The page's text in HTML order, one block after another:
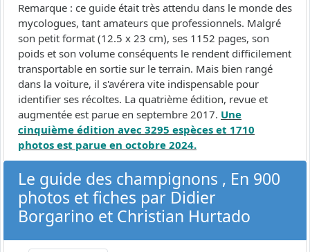
Remarque : ce guide était très attendu dans le monde des
mycologues, tant amateurs que professionnels. Malgré
son petit format (12.5 x 23 cm), ses 1152 pages, son
poids et son volume conséquents le rendent difficilement
transportable en sortie sur le terrain. Mais bien rangé
dans la voiture, il s'avérera vite indispensable pour
identifier ses récoltes. La quatrième édition, revue et
augmentée est parue en septembre 2017. Une
cinquième édition avec 3295 espèces et 1710
photos est parue en octobre 2024.
Le guide des champignons , En 900
photos et fiches par Didier
Borgarino et Christian Hurtado